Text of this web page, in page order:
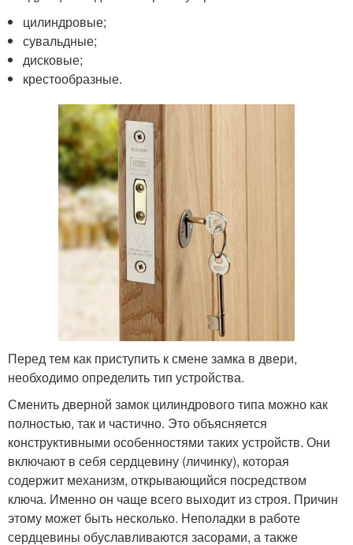
цилиндровые;
сувальдные;
дисковые;
крестообразные.
Перед тем как приступить к смене замка в двери,
необходимо определить тип устройства.
Сменить дверной замок цилиндрового типа можно как
полностью, так и частично. Это объясняется
конструктивными особенностями таких устройств. Они
включают в себя сердцевину (личинку), которая
содержит механизм, открывающийся посредством
ключа. Именно он чаще всего выходит из строя. Причин
этому может быть несколько. Неполадки в работе
сердцевины обуславливаются засорами, а также